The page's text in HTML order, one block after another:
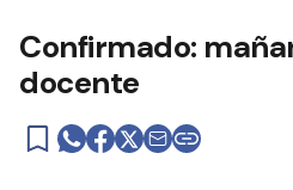
Confirmado:
docente